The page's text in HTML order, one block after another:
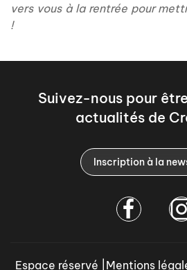
vers vous à la rentrée pour
!
Suivez-nous pour
actualités de
Inscription à la
Espace réservé Mentions